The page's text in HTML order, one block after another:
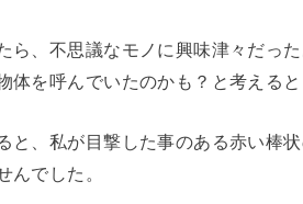
ら、不思議なモノに興味津々だっ
体を呼んでいたのかも？と考える
と、私が目撃した事のある赤い棒
んでした。